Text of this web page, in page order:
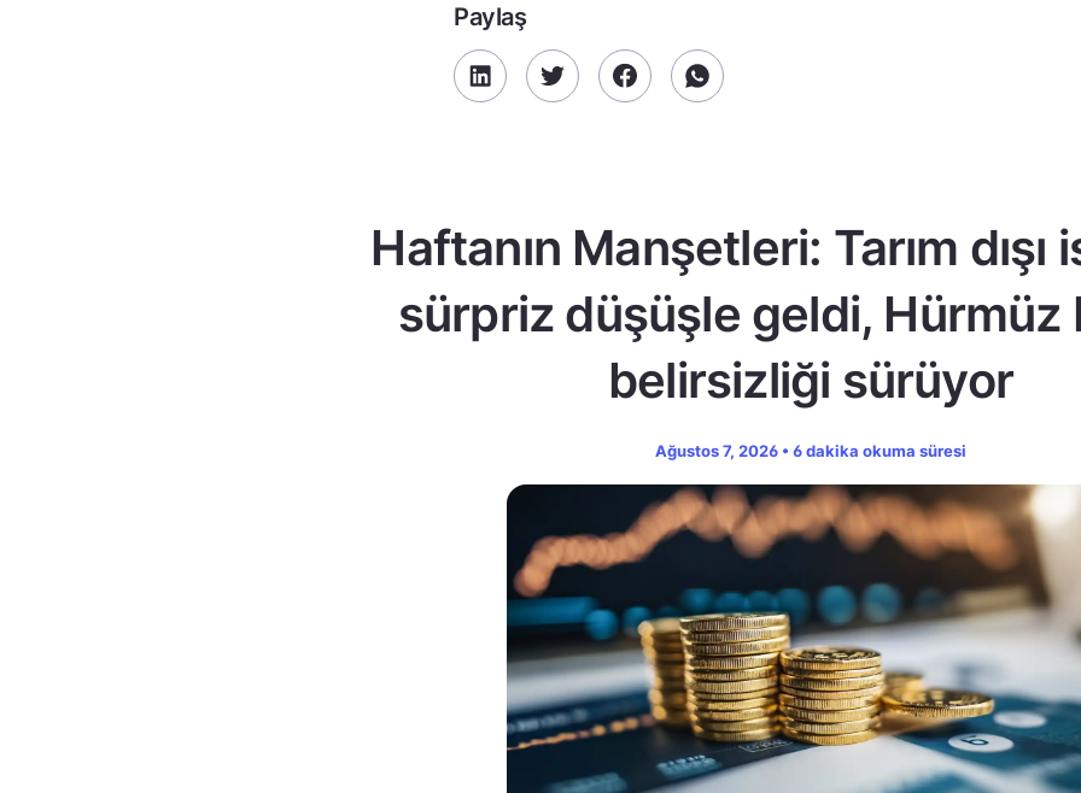
Paylaş
Haftanın Manşetleri: Tarım dışı
sürpriz düşüşle geldi, Hürmüz
belirsizliği sürüyor
Ağustos 7, 2026 • 6 dakika okuma süresi